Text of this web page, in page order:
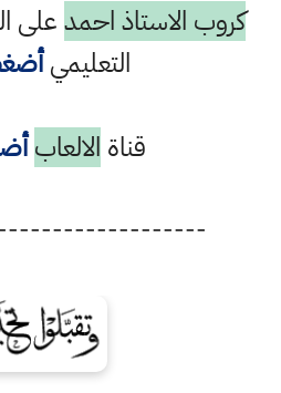
كروب الاستاذ احمدعلى
التعليمي
قناة الالعاب